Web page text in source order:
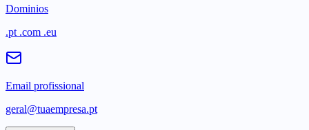
Dominios
.pt .com .eu
Email profissional
geral@tuaempresa.pt